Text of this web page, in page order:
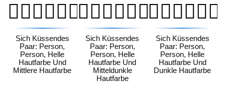
🧑🏻‍❤️‍💋‍🧑🏽
Sich Küssendes
Paar: Person,
Person, Helle
Hautfarbe Und
Mittlere Hautfarbe
🧑🏻‍❤️‍💋‍🧑🏾
Sich Küssendes
Paar: Person,
Person, Helle
Hautfarbe Und
Mitteldunkle
Hautfarbe
🧑🏻‍❤️‍💋‍🧑🏿
Sich Küssendes
Paar: Person,
Person, Helle
Hautfarbe Und
Dunkle Hautfarbe